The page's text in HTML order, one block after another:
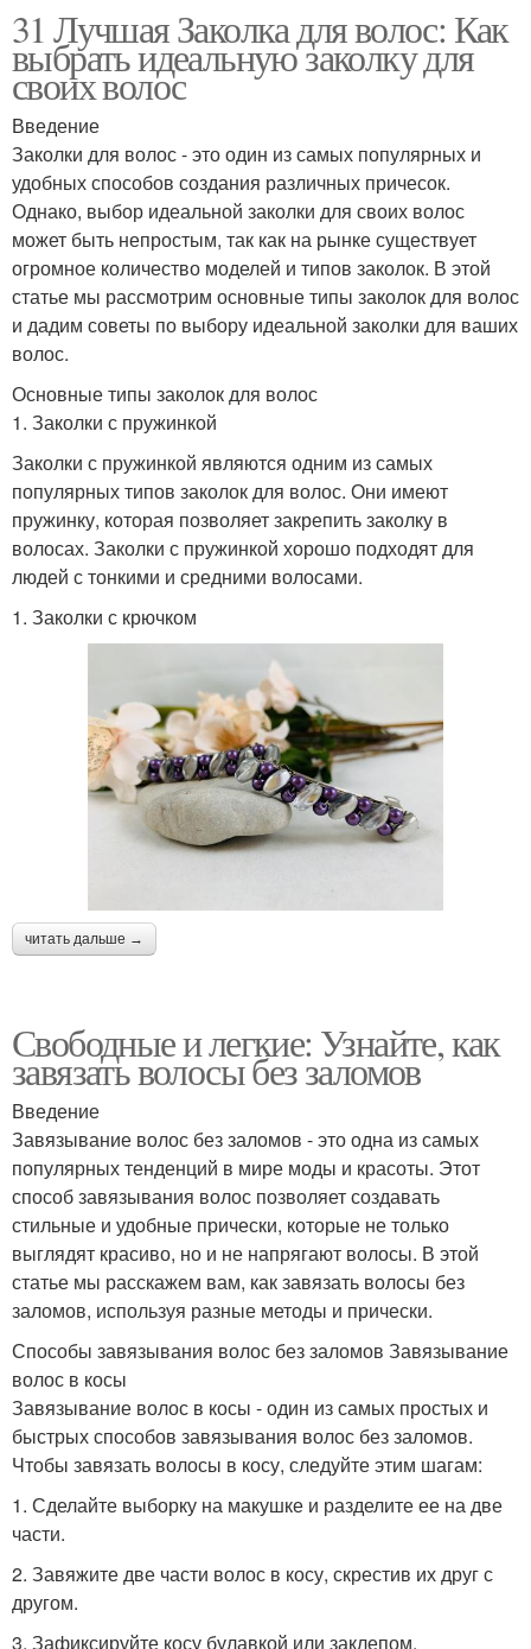
31 Лучшая Заколка для волос: Как
выбрать идеальную заколку для
своих волос
Введение
Заколки для волос - это один из самых популярных и
удобных способов создания различных причесок.
Однако, выбор идеальной заколки для своих волос
может быть непростым, так как на рынке существует
огромное количество моделей и типов заколок. В этой
статье мы рассмотрим основные типы заколок для волос
и дадим советы по выбору идеальной заколки для ваших
волос.
Основные типы заколок для волос
1. Заколки с пружинкой
Заколки с пружинкой являются одним из самых
популярных типов заколок для волос. Они имеют
пружинку, которая позволяет закрепить заколку в
волосах. Заколки с пружинкой хорошо подходят для
людей с тонкими и средними волосами.
1. Заколки с крючком
читать дальше →
Свободные и легкие: Узнайте, как
завязать волосы без заломов
Введение
Завязывание волос без заломов - это одна из самых
популярных тенденций в мире моды и красоты. Этот
способ завязывания волос позволяет создавать
стильные и удобные прически, которые не только
выглядят красиво, но и не напрягают волосы. В этой
статье мы расскажем вам, как завязать волосы без
заломов, используя разные методы и прически.
Способы завязывания волос без заломов Завязывание
волос в косы
Завязывание волос в косы - один из самых простых и
быстрых способов завязывания волос без заломов.
Чтобы завязать волосы в косу, следуйте этим шагам:
1. Сделайте выборку на макушке и разделите ее на две
части.
2. Завяжите две части волос в косу, скрестив их друг с
другом.
3. Зафиксируйте косу булавкой или заклепом.